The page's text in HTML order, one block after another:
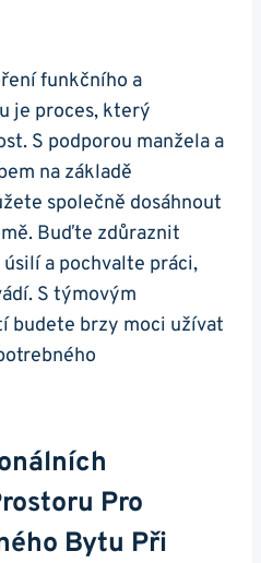
funkčního a
je proces, který
S podporou manžela a
na základě
společně dosáhnout
Buďte zdůraznit
a pochvalte práci,
S týmovým
budete brzy moci užívat
Pro
Bytu Při